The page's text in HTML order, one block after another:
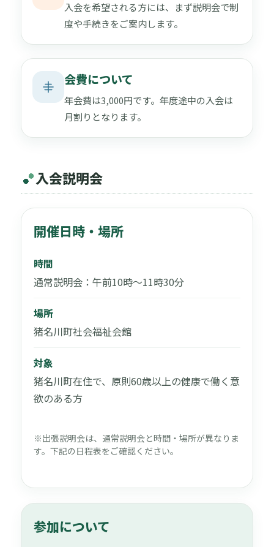
入会を希望される方には、まず説明会で制
度や手続きをご案内します。
会費について
年会費は3,000円です。年度途中の入会は
月割りとなります。
入会説明会
開催日時・場所
時間
通常説明会：午前10時〜11時30分
場所
猪名川町社会福祉会館
対象
猪名川町在住で、原則60歳以上の健康で働く意
欲のある方
※出張説明会は、通常説明会と時間・場所が異なりま
す。下記の日程表をご確認ください。
参加について